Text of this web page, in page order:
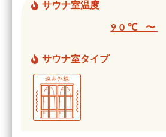
サウナ室温度
90℃ 〜
サウナ室タイプ